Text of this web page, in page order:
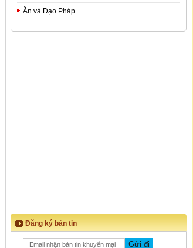
Ăn và Đạo Pháp
Đăng ký bản tin